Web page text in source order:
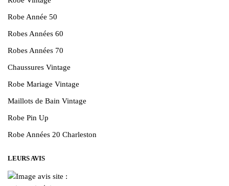
Robe Année 50
Robes Années 60
Robes Années 70
Chaussures Vintage
Robe Mariage Vintage
Maillots de Bain Vintage
Robe Pin Up
Robe Années 20 Charleston
LEURS AVIS